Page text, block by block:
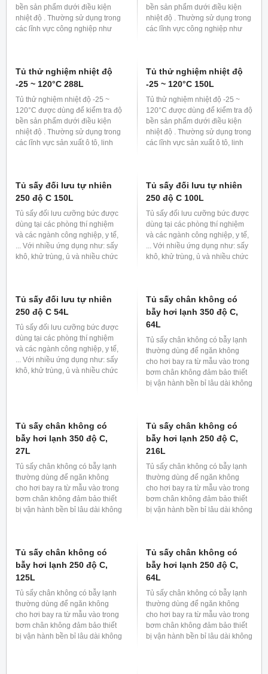
nhiệt độ . Thường sử dụng trong
các lĩnh vực sản xuất ô tô, linh
kiện bán dẫn, điện tử...
nhiệt độ . Thường sử dụng trong
các lĩnh vực công nghiệp như
sản xuất ô tô, linh kiện bán dẫn,
-25 ~ 120°C 800L
120°C được dùng để kiểm tra độ
bền sản phẩm dưới điều kiện
nhiệt độ . Thường sử dụng trong
các lĩnh vực công nghiệp như
sản xuất ô tô, linh kiện bán dẫn,
-25 ~ 120°C 408L
Tủ thử nghiệm nhiệt độ -25 ~
120°C được dùng để kiểm tra độ
bền sản phẩm dưới điều kiện
nhiệt độ . Thường sử dụng trong
các lĩnh vực công nghiệp như
sản xuất ô tô, linh kiện bán dẫn,
120°C được dùng để kiểm tra độ
bền sản phẩm dưới điều kiện
nhiệt độ . Thường sử dụng trong
các lĩnh vực sản xuất ô tô, linh
kiện bán dẫn, điện tử...
-25 ~ 120°C 150L
Tủ thử nghiệm nhiệt độ -25 ~
120°C được dùng để kiểm tra độ
bền sản phẩm dưới điều kiện
nhiệt độ . Thường sử dụng trong
các lĩnh vực sản xuất ô tô, linh
kiện bán dẫn, điện tử...
Tủ sấy đối lưu tự nhiên
và các ngành công nghiệp, y tế,
... Với nhiều ứng dụng như: sấy
khô, khử trùng, ủ và nhiều chức
năng khác.
Tủ sấy đối lưu tự nhiên
và các ngành công nghiệp, y tế,
... Với nhiều ứng dụng như: sấy
khô, khử trùng, ủ và nhiều chức
năng khác.
Tủ sấy đối lưu tự nhiên
250 độ C 54L
Tủ sấy chân không có
bẫy hơi lạnh 350 độ C,